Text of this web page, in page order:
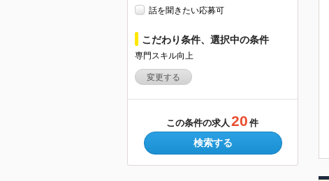
話を聞きたい応募可
こだわり条件、選択中の条件
専門スキル向上
変更する
この条件の求人 20 件
検索する